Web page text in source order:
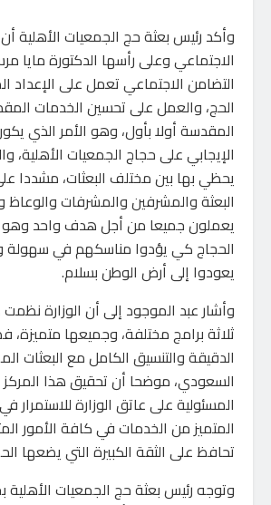
وأكد رئيس بعثة حج الجمعيات الأهلية
الاجتماعي وعلى رأسها الدكتورة مايا
التضامن الاجتماعي تعمل على الإعداد
الحج، والعمل على تحسين الخدمات
المقدسة أولا بأول، وهو الأمر الذي يكون
الإيجابي على حجاج الجمعيات الأهلية،
يحظي بها بين مختلف البعثات، مشددا
البعثة والمشرفين والمشرفات والوعاظ
يعملون جميعا من أجل هدف واحد وهو
الحجاج كي يؤدوا مناسكهم في سهولة
يعودوا إلى أرض الوطن بسلام.
وأشار عبد الموجود إلى أن الوزارة
ثلاثة برامج مختلفة، وجميعها متميزة،
الدقيقة والتنسيق الكامل مع البعثات
السعودي، موضحا أن تحقيق هذا المركز
المسئولية على عاتق الوزارة
المتميز من الخدمات في كافة الأمور
تحافظ على الثقة الكبيرة التي يضعها
وتوجه رئيس بعثة حج الجمعيات الأهلية